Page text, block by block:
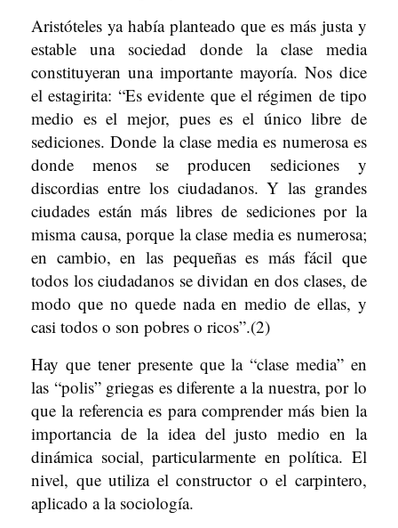
Aristóteles ya había planteado que es más justa y
estable una sociedad donde la clase media
constituyeran una importante mayoría. Nos dice
el estagirita: “Es evidente que el régimen de tipo
medio es el mejor, pues es el único libre de
sediciones. Donde la clase media es numerosa es
donde menos se producen sediciones y
discordias entre los ciudadanos. Y las grandes
ciudades están más libres de sediciones por la
misma causa, porque la clase media es numerosa;
en cambio, en las pequeñas es más fácil que
todos los ciudadanos se dividan en dos clases, de
modo que no quede nada en medio de ellas, y
casi todos o son pobres o ricos”.(2)
Hay que tener presente que la “clase media” en
las “polis” griegas es diferente a la nuestra, por lo
que la referencia es para comprender más bien la
importancia de la idea del justo medio en la
dinámica social, particularmente en política. El
nivel, que utiliza el constructor o el carpintero,
aplicado a la sociología.